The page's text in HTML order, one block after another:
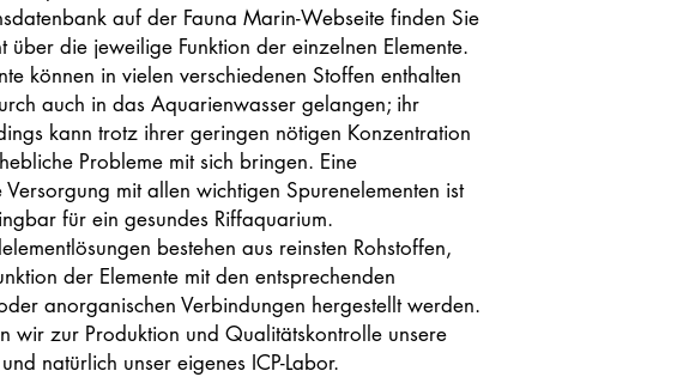
auf der Fauna Marin-Webseite finden Sie
über die jeweilige Funktion der einzelnen Elemente.
können in vielen verschiedenen Stoffen enthalten
auch in das Aquarienwasser gelangen; ihr
kann trotz ihrer geringen nötigen Konzentration
Probleme mit sich bringen. Eine
Versorgung mit allen wichtigen Spurenelementen ist
für ein gesundes Riffaquarium.
bestehen aus reinsten Rohstoffen,
der Elemente mit den entsprechenden
anorganischen Verbindungen hergestellt werden.
wir zur Produktion und Qualitätskontrolle unsere
natürlich unser eigenes ICP-Labor.